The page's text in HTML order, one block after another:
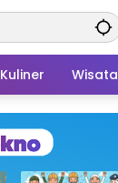
Kuliner Wisata